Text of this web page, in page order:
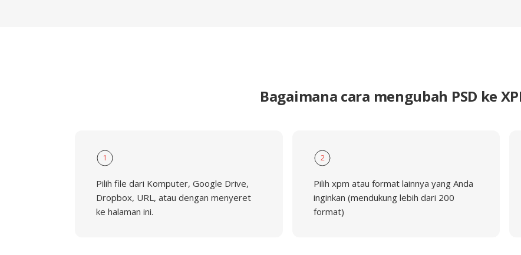
Bagaimana cara mengubah PSD ke
1
Pilih file dari Komputer, Google Drive,
Dropbox, URL, atau dengan menyeret
ke halaman ini.
2
Pilih xpm atau format lainnya yang Anda
inginkan (mendukung lebih dari 200
format)